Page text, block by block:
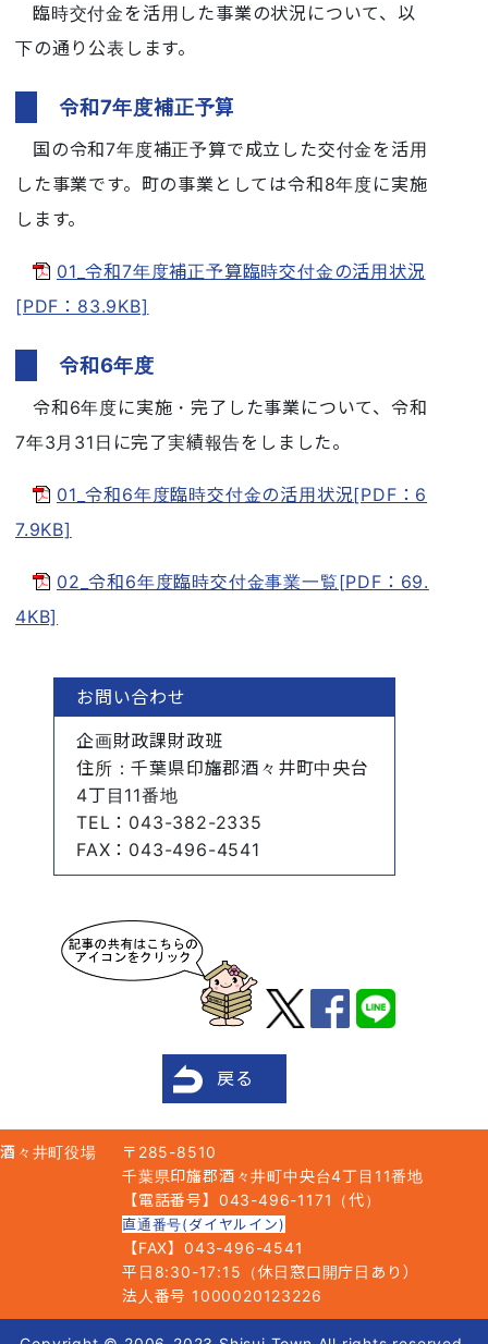
臨時交付金を活用した事業の状況について、以
下の通り公表します。
令和7年度補正予算
国の令和7年度補正予算で成立した交付金を活用
した事業です。町の事業としては令和8年度に実施
します。
01_令和7年度補正予算臨時交付金の活用状況
[PDF：83.9KB]
令和6年度
令和6年度に実施・完了した事業について、令和
7年3月31日に完了実績報告をしました。
01_令和6年度臨時交付金の活用状況[PDF：6
7.9KB]
02_令和6年度臨時交付金事業一覧[PDF：69.
4KB]
お問い合わせ
企画財政課財政班
住所 ：千葉県印旛郡酒々井町中央台
4丁目11番地
TEL ：043-382-2335
FAX ：043-496-4541
戻る
酒々井町役場
〒285-8510
千葉県印旛郡酒々井町中央台4丁目11番地
【電話番号】043-496-1171（代）
直通番号(ダイヤルイン)
【FAX】043-496-4541
平日8:30-17:15（休日窓口開庁日あり）
法人番号 1000020123226